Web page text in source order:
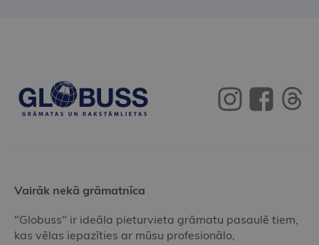
Vairāk nekā grāmatnīca
"Globuss" ir ideāla pieturvieta grāmatu pasaulē tiem,
kas vēlas iepazīties ar mūsu profesionālo,